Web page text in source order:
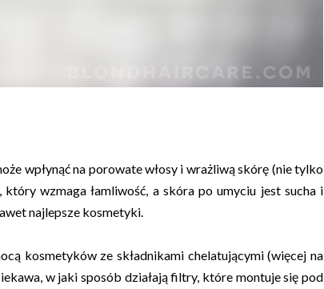
wpłynąć na porowate włosy i wrażliwą skórę (nie tylko
wzmaga łamliwość, a skóra po umyciu jest sucha i
najlepsze kosmetyki.
kosmetyków ze składnikami chelatującymi (więcej na
w jaki sposób działają filtry, które montuje się pod